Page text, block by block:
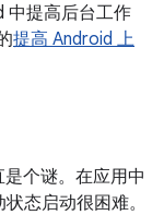
中提高后台工作
提高 Android 上
个谜。在应用中
态启动很困难。